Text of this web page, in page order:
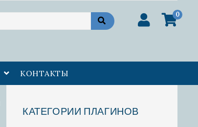
0
открыть
меню
КОНТАКТЫ
КАТЕГОРИИ ПЛАГИНОВ